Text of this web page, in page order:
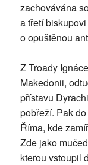
zachovávána
a třetí
o opuštěnou
Z Troady
Makedonii,
přístavu
pobřeží. Pak
Říma, kde
Zde jako
kterou vstoupil